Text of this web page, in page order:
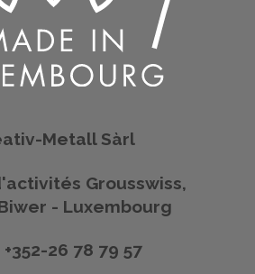
Metall Sàrl
Grousswiss,
- Luxembourg
26 78 79 57